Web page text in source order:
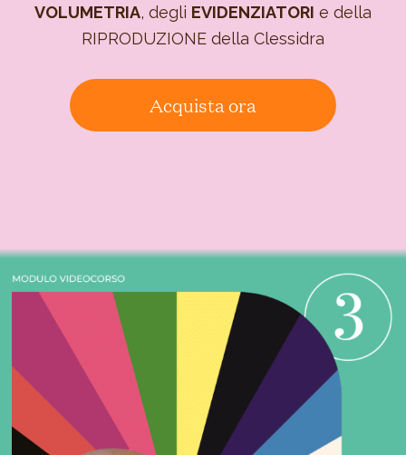
VOLUMETRIA, degli EVIDENZIATORI e della
RIPRODUZIONE della Clessidra
Acquista ora